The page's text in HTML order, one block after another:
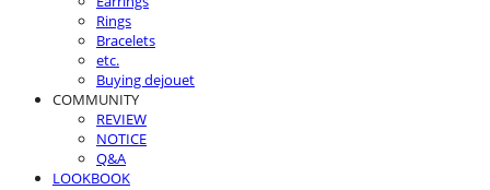
Rings
Bracelets
etc.
Buying dejouet
COMMUNITY
REVIEW
NOTICE
Q&A
LOOKBOOK